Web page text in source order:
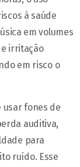
à saúde
em volumes
irritação
em risco o
usar fones de
auditiva,
para
ruído. Esse